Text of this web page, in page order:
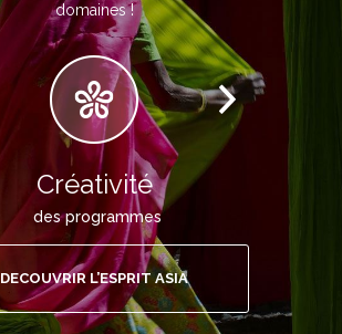
domaines !
Créativité
des programmes
DECOUVRIR L’ESPRIT ASIA